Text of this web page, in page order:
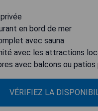
en bord de mer
avec sauna
avec les attractions
avec balcons ou patios
VÉRIFIEZ LA